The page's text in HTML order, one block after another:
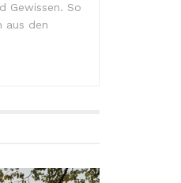
Gewissen. So
aus den